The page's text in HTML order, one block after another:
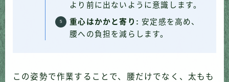
より前に出ないように意識します。
重心はかかと寄り: 安定感を高め、
腰への負担を減らします。
この姿勢で作業することで、腰だけでなく、太もも